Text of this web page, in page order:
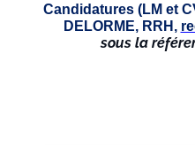
Candidatures (LM et
DELORME, RRH,
sous la